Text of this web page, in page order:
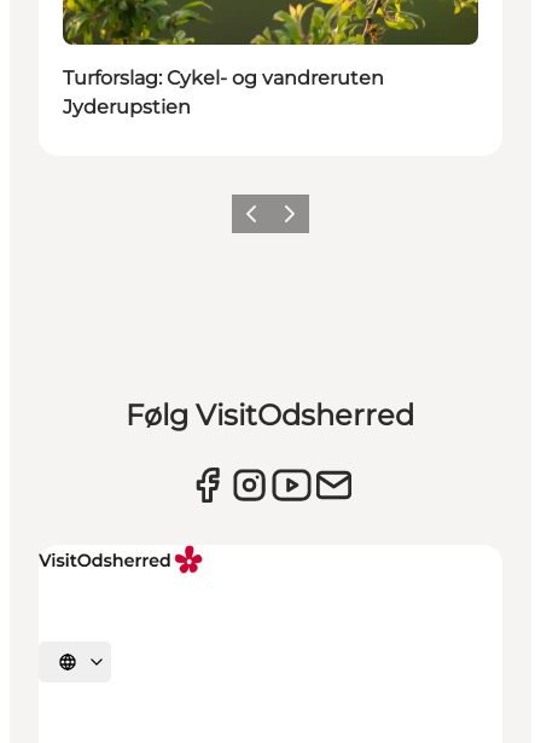
Turforslag: Cykel- og vandreruten
Jyderupstien
Forrige billede
Næste billede
Følg VisitOdsherred
Vælg sprog